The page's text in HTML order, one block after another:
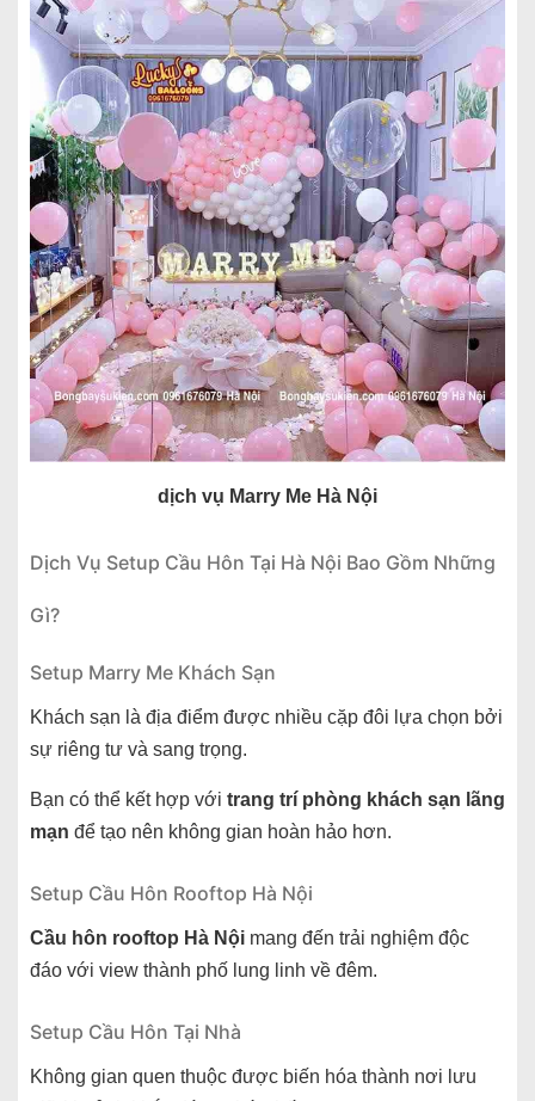
dịch vụ Marry Me Hà Nội
Dịch Vụ Setup Cầu Hôn Tại Hà Nội Bao Gồm Những
Gì?
Setup Marry Me Khách Sạn
Khách sạn là địa điểm được nhiều cặp đôi lựa chọn bởi
sự riêng tư và sang trọng.
Bạn có thể kết hợp với trang trí phòng khách sạn lãng
mạn để tạo nên không gian hoàn hảo hơn.
Setup Cầu Hôn Rooftop Hà Nội
Cầu hôn rooftop Hà Nội mang đến trải nghiệm độc
đáo với view thành phố lung linh về đêm.
Setup Cầu Hôn Tại Nhà
Không gian quen thuộc được biến hóa thành nơi lưu